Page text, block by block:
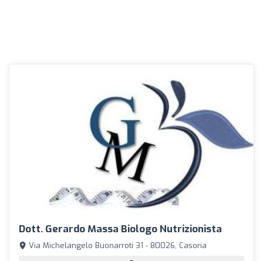
Dott. Gerardo Massa Biologo Nutrizionista
Via Michelangelo Buonarroti 31 - 80026, Casoria